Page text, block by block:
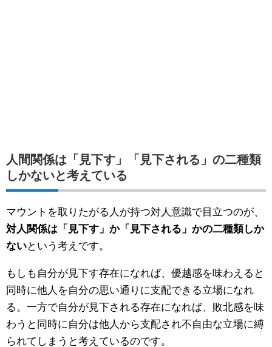
人間関係は「見下す」「見下される」の二種類
しかないと考えている
マウントを取りたがる人が持つ対人意識で目立つのが、
対人関係は「見下す」か「見下される」かの二種類しか
ないという考えです。
もしも自分が見下す存在になれば、優越感を味わえると
同時に他人を自分の思い通りに支配できる立場になれ
る。一方で自分が見下される存在になれば、敗北感を味
わうと同時に自分は他人から支配され不自由な立場に縛
られてしまうと考えているのです。